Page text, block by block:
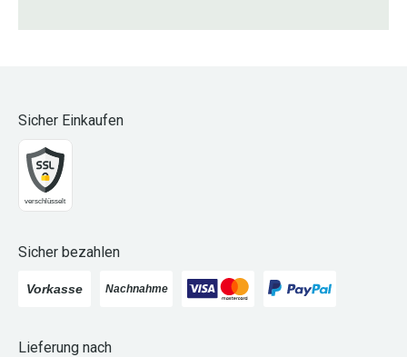
Sicher Einkaufen
Sicher bezahlen
Lieferung nach